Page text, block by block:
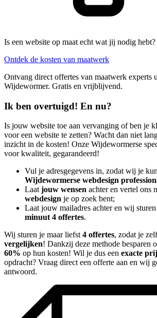
Is een website op maat echt wat jij nodig hebt?
Ontdek de kosten van maatwerk
Ontvang direct offertes van maatwerk experts
Wijdewormer. Gratis en vrijblijvend.
Ik ben overtuigd! En nu?
Is jouw website toe aan vervanging of ben je
voor een website te zetten? Wacht dan niet
inzicht in de kosten! Onze Wijdewormerse
voor kwaliteit, gegarandeerd!
Vul je adresgegevens in, zodat wij je
Wijdewormerse webdesign
Laat jouw wensen achter en vertel ons
webdesign je op zoek bent;
Laat jouw mailadres achter en wij
minuut 4 offertes.
Wij sturen je maar liefst 4 offertes, zodat je
vergelijken! Dankzij deze methode besparen
60% op hun kosten! Wil je dus een exacte
opdracht? Vraag direct een offerte aan en wij
antwoord.